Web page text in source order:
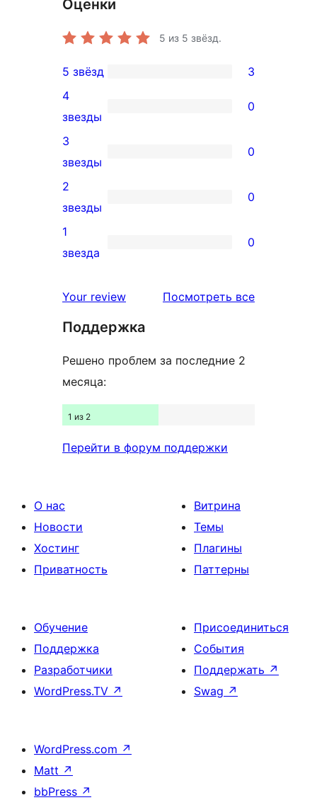
Оценки
5 из 5 звёзд.
3
5-
звездный
отзыв
5 звёзд 3
0
4-
звездный
отзыв
4
звезды
0
0
3-
звездный
отзыв
3
звезды
0
0
2-
звездный
2
звезды
0
0
звездный
1
звезда
0
Your review Посмотреть всеотзывы
Поддержка
Решено проблем за последние 2
месяца:
1 из 2
Перейти в форум поддержки
О нас
Новости
Хостинг
Приватность
Витрина
Темы
Плагины
Паттерны
Обучение
Поддержка
Разработчики
WordPress.TV ↗
Присоединиться
События
Поддержать ↗
Swag ↗
WordPress.com ↗
Matt ↗
bbPress ↗